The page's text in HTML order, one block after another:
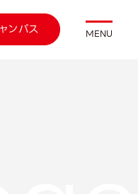
ンパス MENU